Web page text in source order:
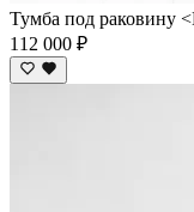
Тумба под раковину
112 000 ₽